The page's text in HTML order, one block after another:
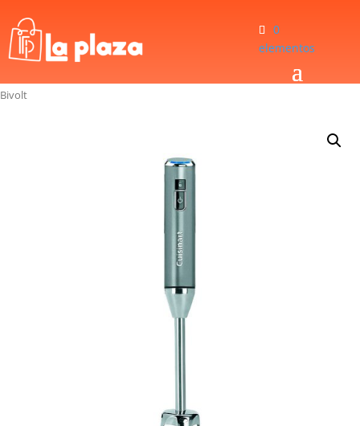
0
elementos
Batidora de Mano Cuisinart RHB-100 Recargable
Bivolt